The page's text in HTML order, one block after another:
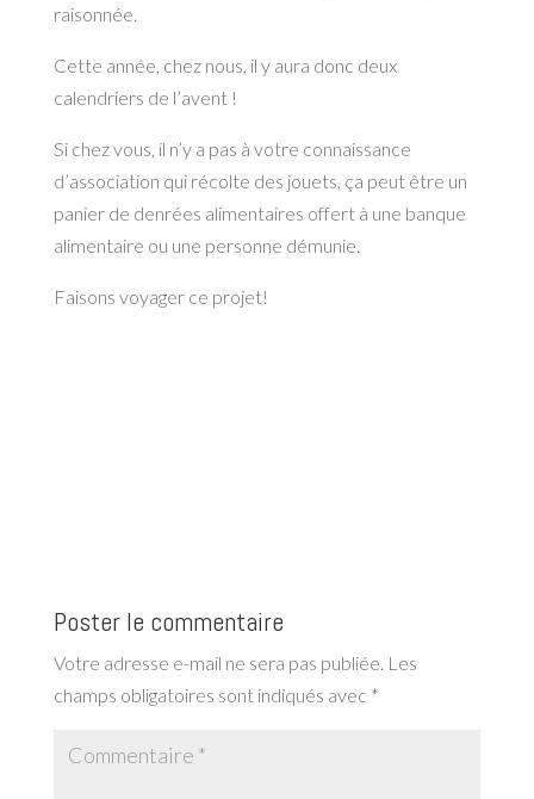
raisonnée.
Cette année, chez nous, il y aura donc deux
calendriers de l’avent !
Si chez vous, il n’y a pas à votre connaissance
d’association qui récolte des jouets, ça peut être un
panier de denrées alimentaires offert à une banque
alimentaire ou une personne démunie.
Faisons voyager ce projet!
Poster le commentaire
Votre adresse e-mail ne sera pas publiée. Les
champs obligatoires sont indiqués avec *